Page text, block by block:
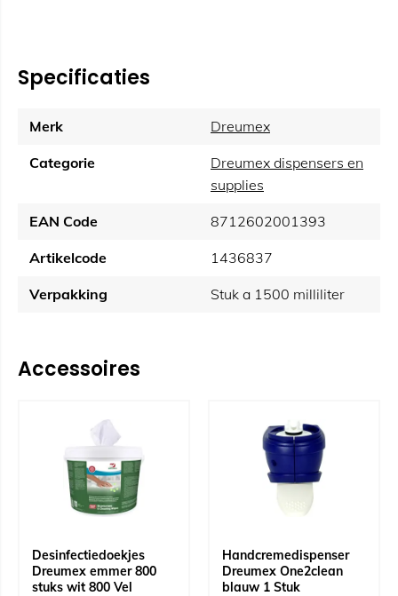
Specificaties
Merk Dreumex
Categorie
Dreumex dispensers en
supplies
EAN Code 8712602001393
Artikelcode 1436837
Verpakking Stuk a 1500 milliliter
Accessoires
Desinfectiedoekjes
Dreumex emmer 800
stuks wit 800 Vel
Handcremedispenser
Dreumex One2clean
blauw 1 Stuk